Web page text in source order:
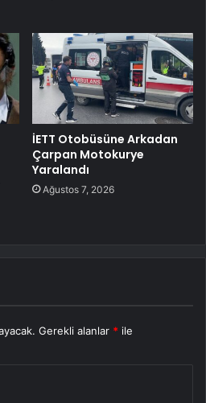
İETT Otobüsüne Arkadan
Çarpan Motokurye
Yaralandı
Ağustos 7, 2026
Gerekli alanlar * ile